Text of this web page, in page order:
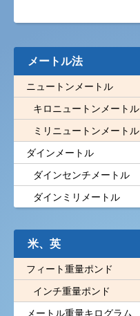
メートル法
ニュートンメートル
キロニュートンメートル
ミリニュートンメートル
ダインメートル
ダインセンチメートル
ダインミリメートル
米、英
フィート重量ポンド
インチ重量ポンド
メートル重量キログラム